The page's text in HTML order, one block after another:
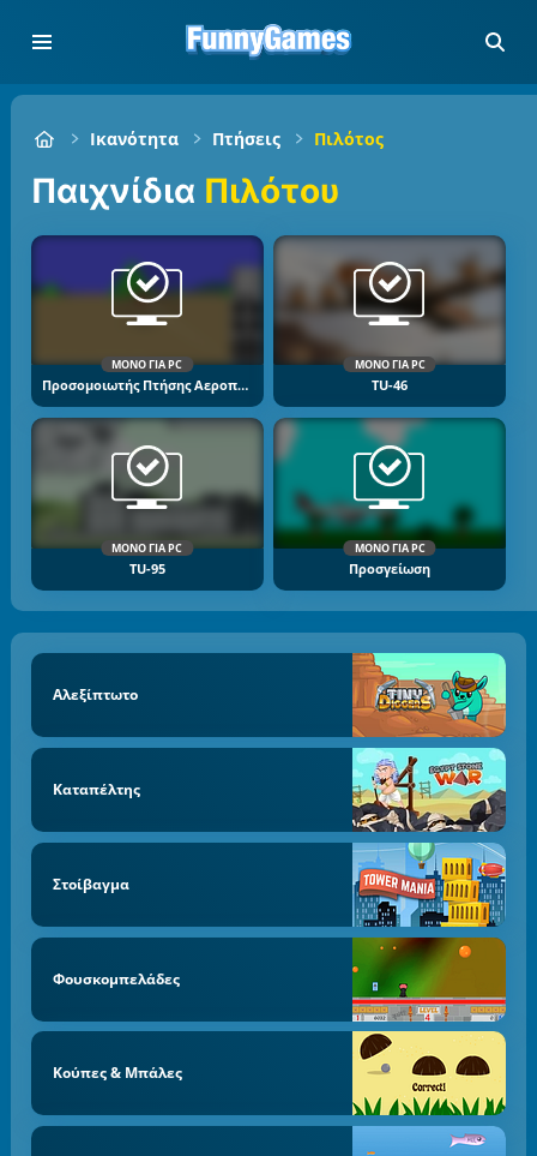
Ικανότητα Πτήσεις Πιλότος
Παιχνίδια Πιλότου
ΜΌΝΟ ΓΙΑ PC
Προσομοιωτής Πτήσης Αεροπλάνου
ΜΌΝΟ ΓΙΑ PC
TU-46
ΜΌΝΟ ΓΙΑ PC
TU-95
ΜΌΝΟ ΓΙΑ PC
Προσγείωση
Αλεξίπτωτο
Καταπέλτης
Στοίβαγμα
Φουσκομπελάδες
Κούπες & Μπάλες